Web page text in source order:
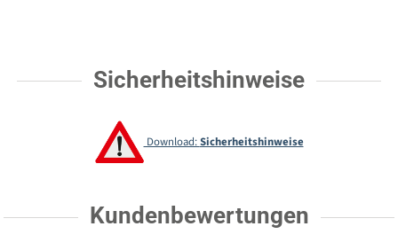
Sicherheitshinweise
Download:Sicherheitshinweise
Kundenbewertungen